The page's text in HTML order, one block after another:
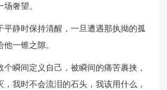
奢望。
平静时保持清醒，一旦遭遇那执拗的孤
一锥之隙。
瞬间定义自己，被瞬间的痛苦裹挟，
我时不会流泪的石头，我该用什么，